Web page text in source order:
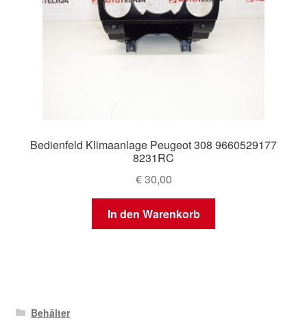
Bedienfeld Klimaanlage Peugeot 308 9660529177
8231RC
€30,00
In den Warenkorb
Behälter